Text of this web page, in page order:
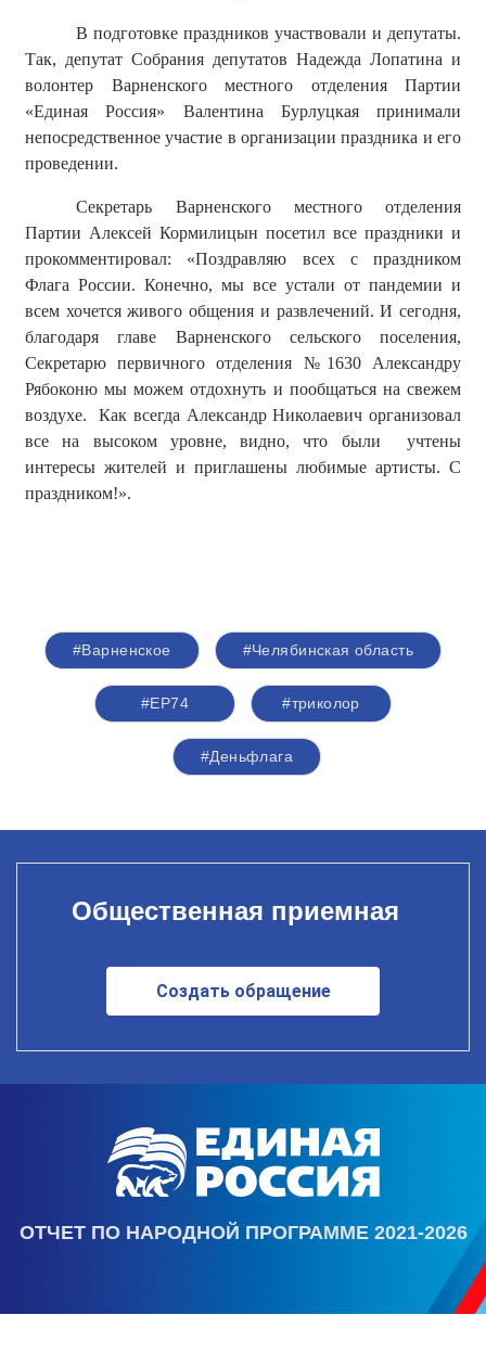
В подготовке праздников участвовали и депутаты.
Так, депутат Собрания депутатов Надежда Лопатина и
волонтер Варненского местного отделения Партии
«Единая Россия» Валентина Бурлуцкая принимали
непосредственное участие в организации праздника и его
проведении.
Секретарь Варненского местного отделения
Партии Алексей Кормилицын посетил все праздники и
прокомментировал: «Поздравляю всех с праздником
Флага России. Конечно, мы все устали от пандемии и
всем хочется живого общения и развлечений. И сегодня,
благодаря главе Варненского сельского поселения,
Секретарю первичного отделения №1630 Александру
Рябоконю мы можем отдохнуть и пообщаться на свежем
воздухе.
Как всегда Александр Николаевич организовал
все на высоком уровне, видно, что были
учтены
интересы жителей и приглашены любимые артисты. С
праздником!».
#Варненское #Челябинская область
#ЕР74 #триколор
#Деньфлага
Общественная приемная
Создать обращение
ОТЧЕТ ПО НАРОДНОЙ ПРОГРАММЕ 2021-2026